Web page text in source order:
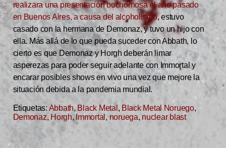
realizara una presentación bochornosa el año pasado
en Buenos Aires, a causa del alcoholismo, estuvo
casado con la hermana de Demonaz, y tuvo un hijo con
ella. Más allá de lo que pueda suceder con Abbath, lo
cierto es que Demonaz y Horgh deberán limar
asperezas para poder seguir adelante con Immortal y
encarar posibles shows en vivo una vez que mejore la
situación debida a la pandemia mundial.
Etiquetas: Abbath, Black Metal , Black Metal Noruego,
Demonaz, Horgh, Immortal ,noruega, nuclear blast